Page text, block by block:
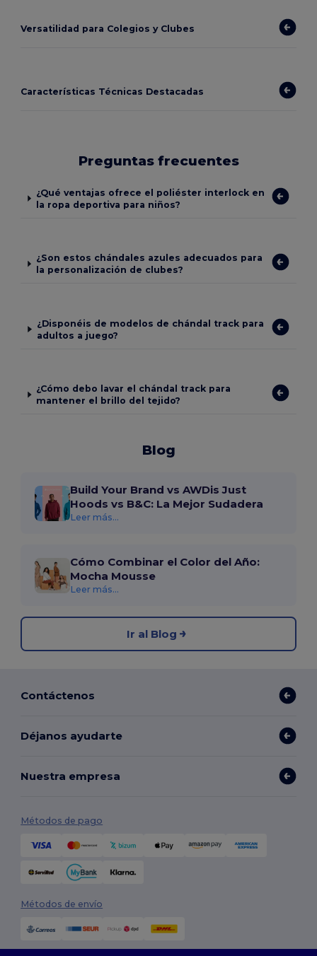
Versatilidad para Colegios y Clubes
Características Técnicas Destacadas
Preguntas frecuentes
¿Qué ventajas ofrece el poliéster interlock en
la ropa deportiva para niños?
¿Son estos chándales azules adecuados para
la personalización de clubes?
¿Disponéis de modelos de chándal track para
adultos a juego?
¿Cómo debo lavar el chándal track para
mantener el brillo del tejido?
Blog
Build Your Brand vs AWDis Just
Hoods vs B&C: La Mejor Sudadera
Leer más...
Cómo Combinar el Color del Año:
Mocha Mousse
Leer más...
Ir al Blog
Contáctenos
Déjanos ayudarte
Nuestra empresa
Métodos de pago
Métodos de envío